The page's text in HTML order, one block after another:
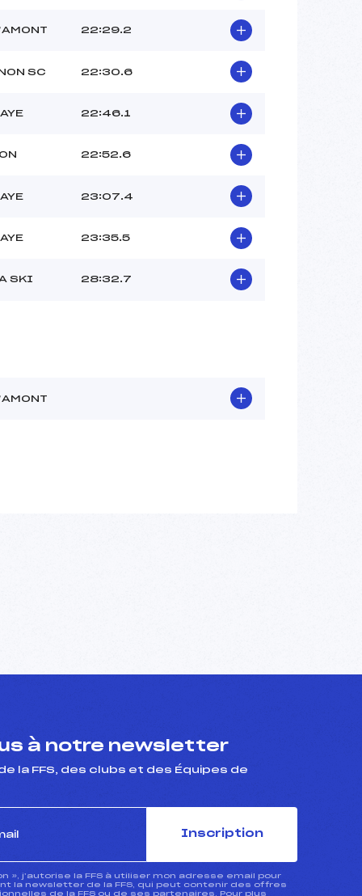
22:29.2
SC 22:30.6
22:46.1
22:52.6
23:07.4
23:35.5
SKI 28:32.7
à notre newsletter
la FFS, des clubs et des Équipes de
Inscription
», j’autorise la FFS à utiliser mon adresse email pour
la newsletter de la FFS, qui peut contenir des offres
de la FFS ou de ses partenaires. Pour plus